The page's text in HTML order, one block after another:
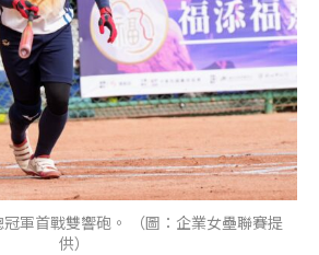
軍首戰雙響砲。 （圖：企業女壘聯賽提
供）